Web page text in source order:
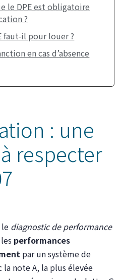
le DPE est obligatoire
?
faut-il pour louer ?
en cas d’absence
: une
respecter
le diagnostic de performance
performances
par un système de
note A, la plus élevée